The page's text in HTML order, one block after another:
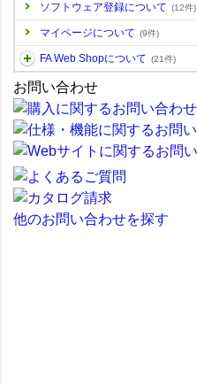
ソフトウェア登録について (12件)
マイページについて (9件)
FA Web Shopについて (21件)
お問い合わせ
他のお問い合わせを探す